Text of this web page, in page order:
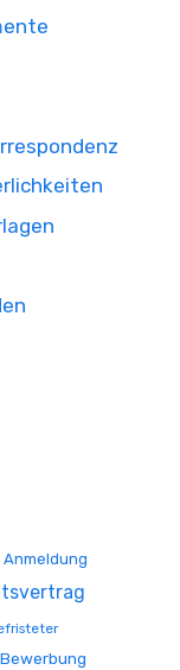
Anmeldung
Bewerbung